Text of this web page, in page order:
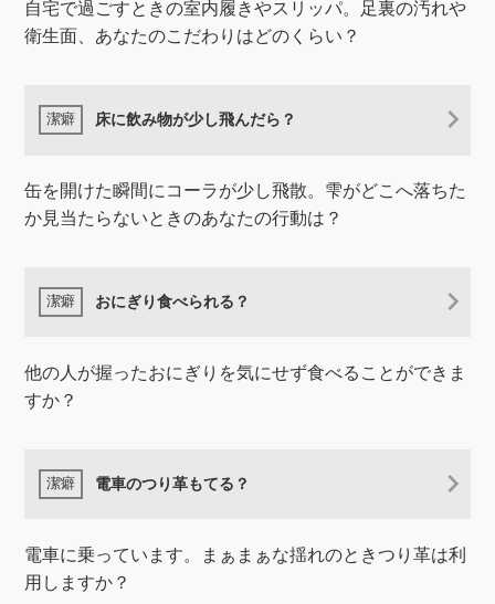
自宅で過ごすときの室内履きやスリッパ。足裏の汚れや
衛生面、あなたのこだわりはどのくらい？
床に飲み物が少し飛んだら？
缶を開けた瞬間にコーラが少し飛散。雫がどこへ落ちた
か見当たらないときのあなたの行動は？
おにぎり食べられる？
他の人が握ったおにぎりを気にせず食べることができま
すか？
電車のつり革もてる？
電車に乗っています。まぁまぁな揺れのときつり革は利
用しますか？